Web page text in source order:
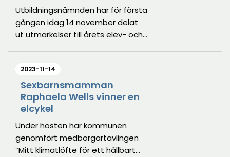
Utbildningsnämnden har för första
gången idag 14 november delat
ut utmärkelser till årets elev- och
utmärkelse delas ut till enskilda
individer och en utmärkelse delas
ut till ett elev- och
barnhälsoteam.
2023-11-14
Sexbarnsmamman
Raphaela Wells vinner en
elcykel
Under hösten har kommunen
genomfört medborgartävlingen
”Mitt klimatlöfte för ett hållbart